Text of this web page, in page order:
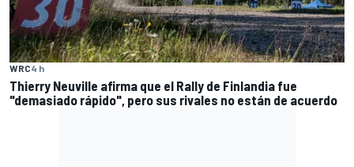
WRC4 h
Thierry Neuville afirma que el Rally de Finlandia fue
"demasiado rápido", pero sus rivales no están de acuerdo